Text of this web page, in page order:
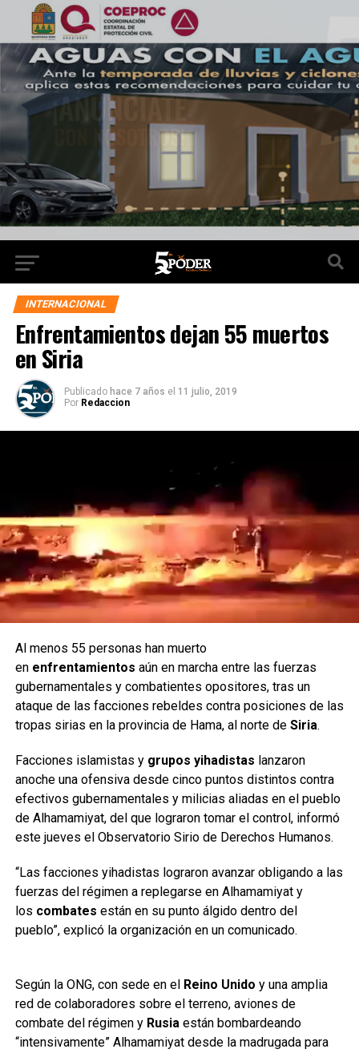
INTERNACIONAL
Enfrentamientos dejan 55 muertos
en Siria
Publicado hace 7 años el 11 julio, 2019
Por Redaccion
Al menos 55 personas han muerto
en enfrentamientos aún en marcha entre las fuerzas
gubernamentales y combatientes opositores, tras un
ataque de las facciones rebeldes contra posiciones de las
tropas sirias en la provincia de Hama, al norte de Siria.
Facciones islamistas y grupos yihadistas lanzaron
anoche una ofensiva desde cinco puntos distintos contra
efectivos gubernamentales y milicias aliadas en el pueblo
de Alhamamiyat, del que lograron tomar el control, informó
este jueves el Observatorio Sirio de Derechos Humanos.
“Las facciones yihadistas lograron avanzar obligando a las
fuerzas del régimen a replegarse en Alhamamiyat y
los combates están en su punto álgido dentro del
pueblo”, explicó la organización en un comunicado.
Según la ONG, con sede en el Reino Unido y una amplia
red de colaboradores sobre el terreno, aviones de
combate del régimen y Rusiaestán bombardeando
“intensivamente” Alhamamiyat desde la madrugada para